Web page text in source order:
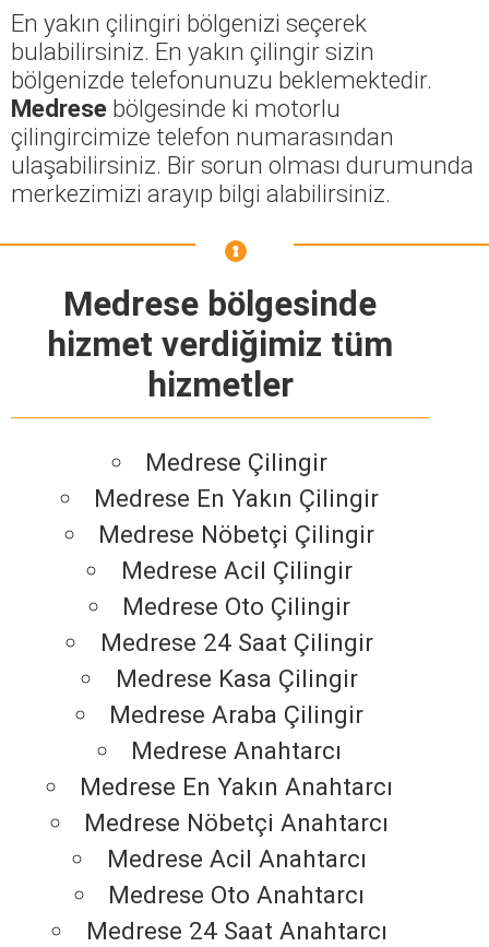
En yakın çilingiri bölgenizi seçerek
bulabilirsiniz. En yakın çilingir sizin
bölgenizde telefonunuzu beklemektedir.
Medrese bölgesinde ki motorlu
çilingircimize telefon numarasından
ulaşabilirsiniz. Bir sorun olması durumunda
merkezimizi arayıp bilgi alabilirsiniz.
Medrese bölgesinde
hizmet verdiğimiz tüm
hizmetler
Medrese Çilingir
Medrese En Yakın Çilingir
Medrese Nöbetçi Çilingir
Medrese Acil Çilingir
Medrese Oto Çilingir
Medrese 24 Saat Çilingir
Medrese Kasa Çilingir
Medrese Araba Çilingir
Medrese Anahtarcı
Medrese En Yakın Anahtarcı
Medrese Nöbetçi Anahtarcı
Medrese Acil Anahtarcı
Medrese Oto Anahtarcı
Medrese 24 Saat Anahtarcı